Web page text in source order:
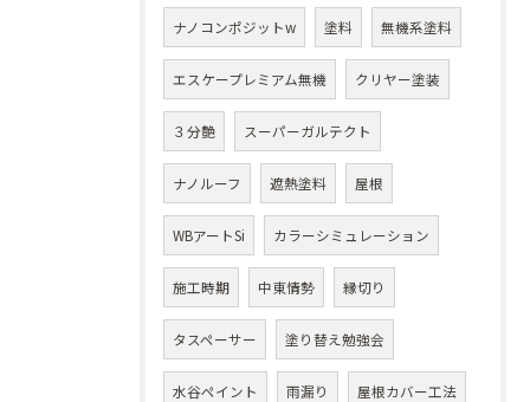
ナノコンポジットw 塗料 無機系塗料
エスケープレミアム無機 クリヤー塗装
３分艶 スーパーガルテクト
ナノルーフ 遮熱塗料 屋根
WBアートSi カラーシミュレーション
施工時期 中東情勢 縁切り
タスペーサー 塗り替え勉強会
水谷ペイント 雨漏り 屋根カバー工法